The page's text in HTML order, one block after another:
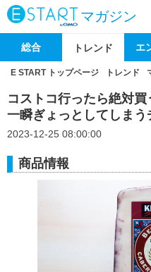
マガジン
総合 トレンド エ
E START トップページ トレンド
コストコ行ったら絶対
一瞬ぎょっとしてしまう
2023-12-25 08:00:00
商品情報